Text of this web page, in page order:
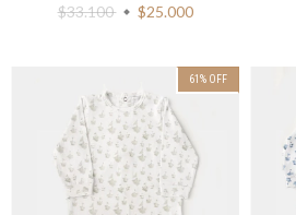
$33.100
$25.000
61 % OFF